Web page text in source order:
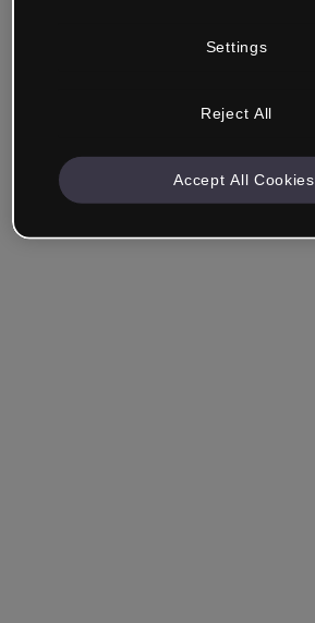
Unternehmen & Professionals
einem anderen Bereich.
Settings
Reject All
Accept All Cookies